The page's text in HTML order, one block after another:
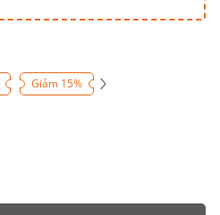
Giảm 15%